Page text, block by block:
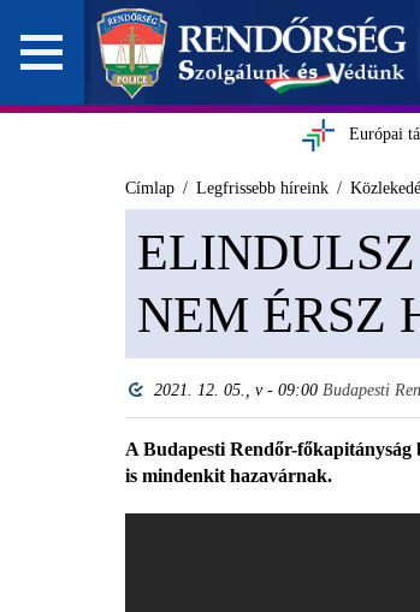
Európai
Címlap Legfrissebb híreink
NEM ÉRSZ
2021. 12. 05., v - 09:00 Budapesti
A Budapesti Rendőr-főkapitányság
is mindenkit hazavárnak.